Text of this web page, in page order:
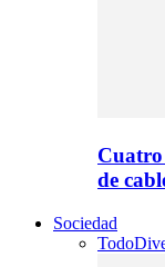
de
Sociedad
Todo